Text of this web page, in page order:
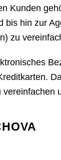
Kunden
hin zur
zu